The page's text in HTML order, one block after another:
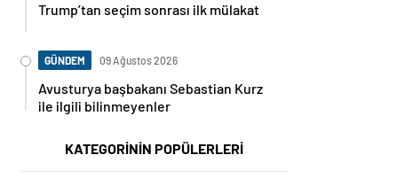
Trump’tan seçim sonrası ilk mülakat
GÜNDEM 09 Ağustos 2026
Avusturya başbakanı Sebastian Kurz
ile ilgili bilinmeyenler
KATEGORİNİN POPÜLERLERİ